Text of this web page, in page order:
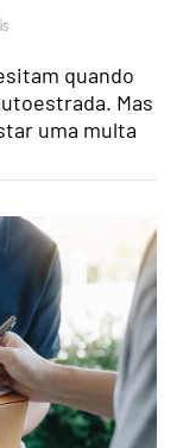
quando
Mas
uma multa